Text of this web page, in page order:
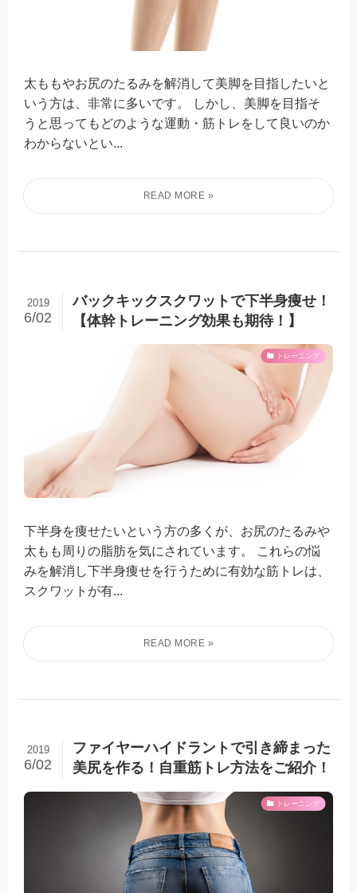
太ももやお尻のたるみを解消して美脚を目指したいと
いう方は、非常に多いです。 しかし、美脚を目指そ
うと思ってもどのような運動・筋トレをして良いのか
わからないとい...
バックキックスクワットで下半身痩せ！
【体幹トレーニング効果も期待！】
2019
6/02
トレーニング
下半身を痩せたいという方の多くが、お尻のたるみや
太もも周りの脂肪を気にされています。 これらの悩
みを解消し下半身痩せを行うために有効な筋トレは、
スクワットが有...
ファイヤーハイドラントで引き締まった
美尻を作る！自重筋トレ方法をご紹介！
2019
6/02
トレーニング